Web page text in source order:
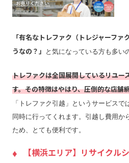
「有名なトレファク（トレジャーフ
うなの？」
と気になっている方も多い
トレファクは全国展開しているリユー
す。その特徴はやはり、圧倒的な店舗
「トレファク引越」というサービスで
同時に行ってくれます。引越し費用か
ため、とても便利です。
【横浜エリア】リサイクル